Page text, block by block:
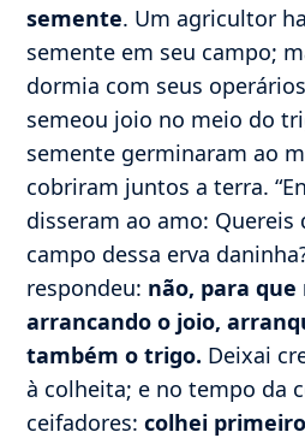
semente. Um agricultor
semente em seu campo;
dormia com seus
semeou joio no meio do
semente germinaram ao
cobriram juntos a terra.
disseram ao amo: Quereis
campo dessa erva
respondeu: não, para que
arrancando o joio,
também o trigo. Deixai
à colheita; e no tempo da
ceifadores:colhei